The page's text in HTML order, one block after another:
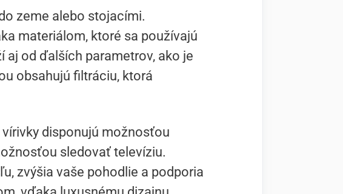
zeme alebo stojacími.
materiálom, ktoré sa používajú
aj od ďalších parametrov, ako je
obsahujú filtráciu, ktorá
disponujú možnosťou
sledovať televíziu.
zvýšia vaše pohodlie a podporia